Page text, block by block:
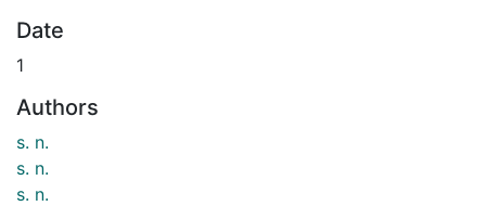
Date
1
Authors
s. n.
s. n.
s. n.